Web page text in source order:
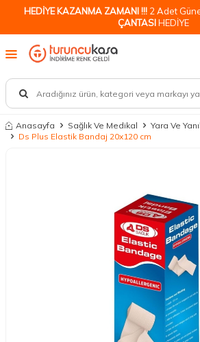
HEDİYE KAZANMA ZAMANI !!! 2 Adet
ÇANTASIHEDİYE
Anasayfa Sağlık Ve Medikal
Yara Ve
Ds Plus Elastik Bandaj 20x120 cm